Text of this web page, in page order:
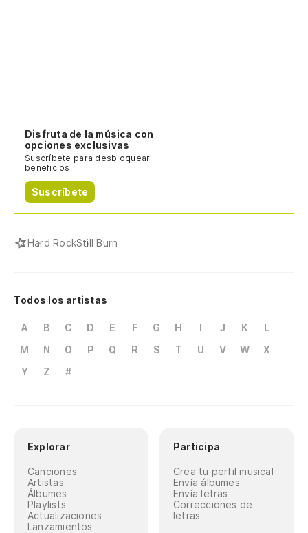
Disfruta de la música con
opciones exclusivas
Suscríbete para desbloquear
beneficios.
Suscríbete
Hard RockStill Burn
Todos los artistas
A B C D E F G H I J K
L
M
N O P Q R S T U V W
X
Y
Z #
Explorar
Canciones
Artistas
Álbumes
Playlists
Actualizaciones
Lanzamientos
Participa
Crea tu perfil musical
Envía álbumes
Envía letras
Correcciones de
letras